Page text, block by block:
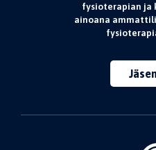
fysioterapian ja
ainoana